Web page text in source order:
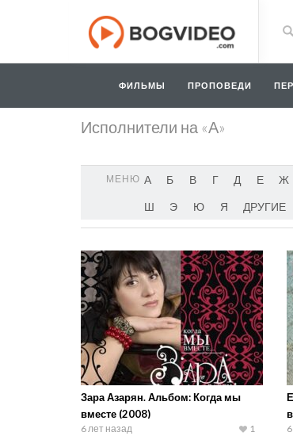
ФИЛЬМЫ ПРОПОВЕДИ
Исполнители на «А»
МЕНЮ А Б В Г Д Е Ж
Ш
Э Ю Я ДРУГИЕ
Зара Азарян. Альбом: Когда мы
вместе (2008)
6 лет назад 1